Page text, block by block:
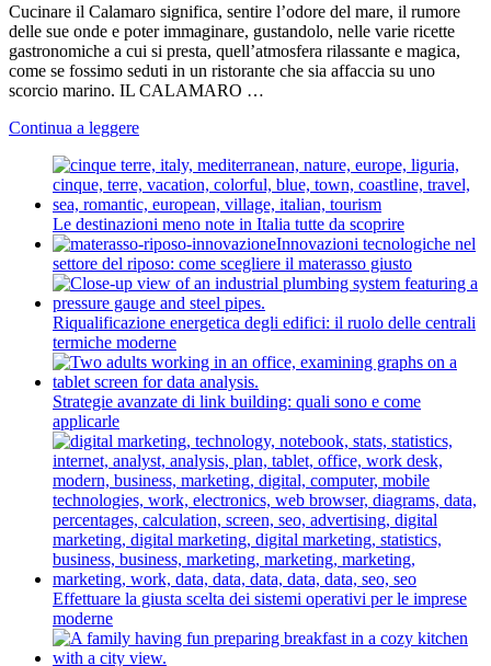
Cucinare il Calamaro significa, sentire l’odore del mare, il rumore
delle sue onde e poter immaginare, gustandolo, nelle varie ricette
gastronomiche a cui si presta, quell’atmosfera rilassante e magica,
come se fossimo seduti in un ristorante che sia affaccia su uno
scorcio marino. IL CALAMARO …
Continua a leggere
Le destinazioni meno note in Italia tutte da scoprire
Innovazioni tecnologiche nel
settore del riposo: come scegliere il materasso giusto
Riqualificazione energetica degli edifici: il ruolo delle centrali
termiche moderne
Strategie avanzate di link building: quali sono e come
applicarle
Effettuare la giusta scelta dei sistemi operativi per le imprese
moderne